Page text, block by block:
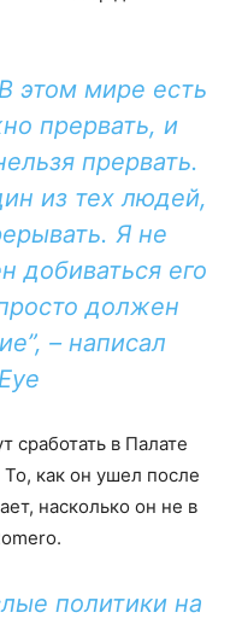
этом мире есть
прервать, и
прервать.
из тех людей,
Я не
добиваться его
должен
– написал
сработать в Палате
как он ушел после
насколько он не в
политики на